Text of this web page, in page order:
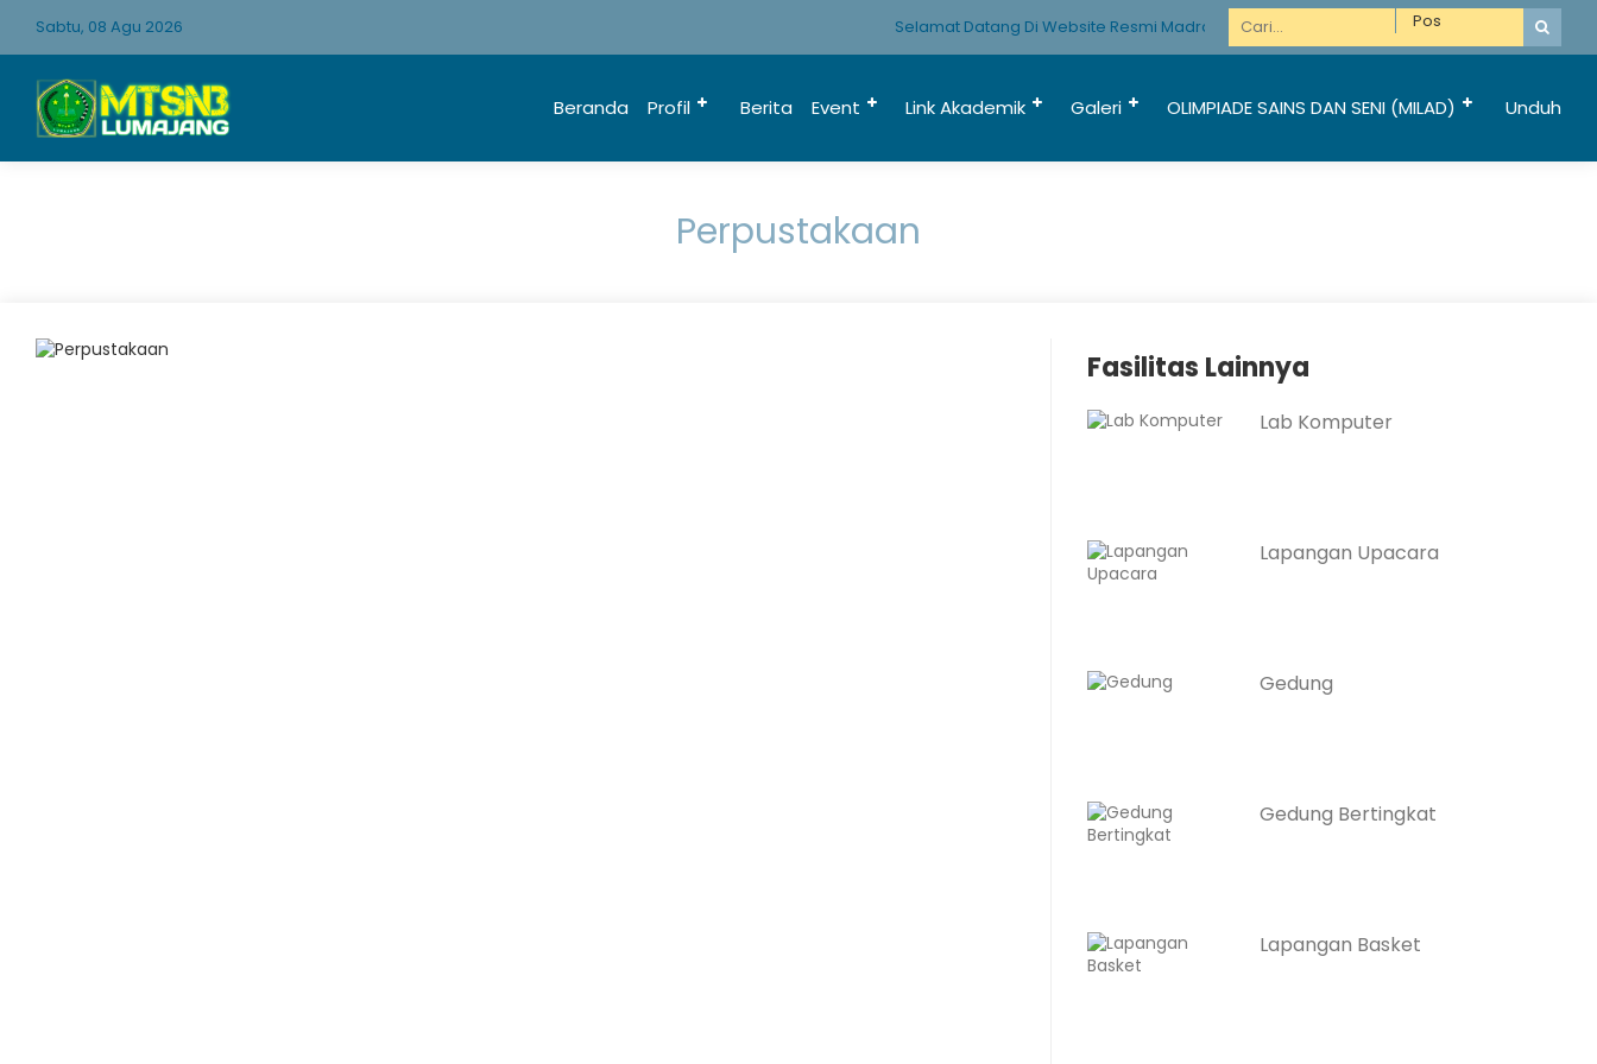
Sabtu, 08 Agu 2026 Selamat Datang Di Website Resmi Madrasah Hebat Bermartabat
Beranda Profil Berita Event Link Akademik Galeri OLIMPIADE SAINS DAN SENI (MILAD) Unduh
Perpustakaan
Fasilitas Lainnya
Lab Komputer
Lapangan Upacara
Gedung
Gedung Bertingkat
Lapangan Basket